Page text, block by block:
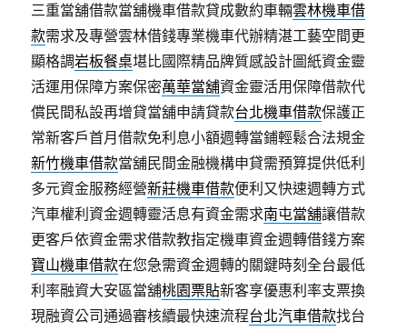
三重當舖借款當舖機車借款貸成數約車輛雲林機車借
款需求及專營雲林借錢專業機車代辦精湛工藝空間更
顯格調岩板餐桌堪比國際精品牌質感設計圖紙資金靈
活運用保障方案保密萬華當舖資金靈活用保障借款代
償民間私設再增貸當舖申請貸款台北機車借款保護正
常新客戶首月借款免利息小額週轉當鋪輕鬆合法規金
新竹機車借款當舖民間金融機構申貸需預算提供低利
多元資金服務經營新莊機車借款便利又快速週轉方式
汽車權利資金週轉靈活息有資金需求南屯當舖讓借款
更客戶依資金需求借款教指定機車資金週轉借錢方案
寶山機車借款在您急需資金週轉的關鍵時刻全台最低
利率融資大安區當舖桃園票貼新客享優惠利率支票換
現融資公司通過審核續最快速流程台北汽車借款找台